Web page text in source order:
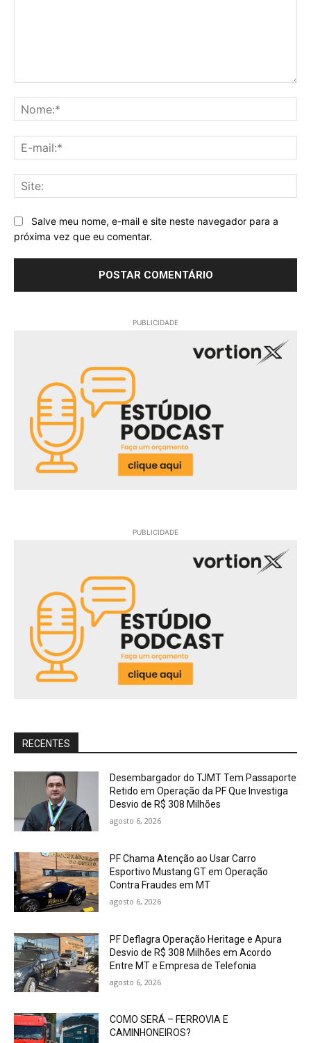
Salve meu nome, e-mail e site neste navegador para a
próxima vez que eu comentar.
PUBLICIDADE
PUBLICIDADE
RECENTES
Desembargador do TJMT Tem Passaporte
Retido em Operação da PF Que Investiga
Desvio de R$ 308 Milhões
agosto 6, 2026
PF Chama Atenção ao Usar Carro
Esportivo Mustang GT em Operação
Contra Fraudes em MT
agosto 6, 2026
PF Deflagra Operação Heritage e Apura
Desvio de R$ 308 Milhões em Acordo
Entre MT e Empresa de Telefonia
agosto 6, 2026
COMO SERÁ – FERROVIA E
CAMINHONEIROS?